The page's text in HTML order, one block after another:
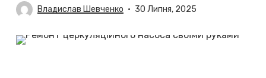
Владислав Шевченко 30 Липня, 2025